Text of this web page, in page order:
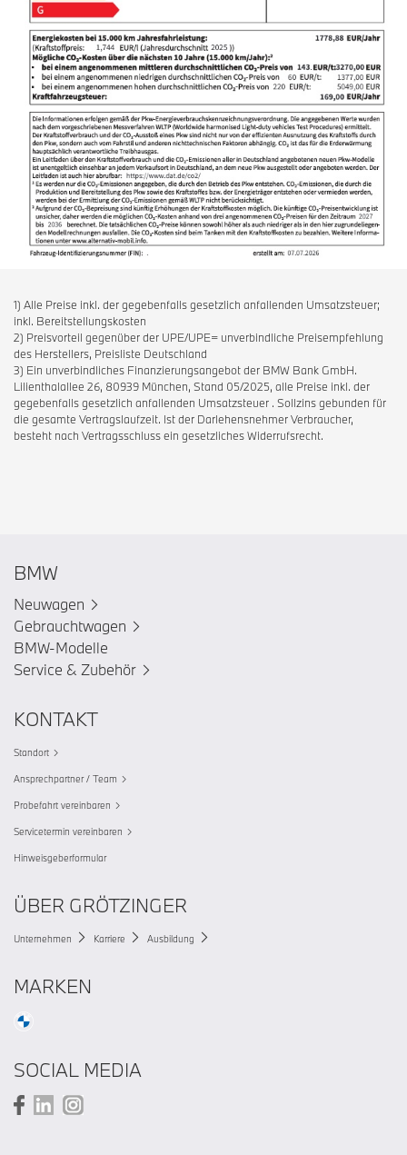
1) Alle Preise inkl. der gegebenfalls gesetzlich anfallenden Umsatzsteuer;
inkl. Bereitstellungskosten
2) Preisvorteil gegenüber der UPE/UPE= unverbindliche Preisempfehlung
des Herstellers, Preisliste Deutschland
3) Ein unverbindliches Finanzierungsangebot der BMW Bank GmbH.
Lilienthalallee 26, 80939 München, Stand 05/2025, alle Preise inkl. der
gegebenfalls gesetzlich anfallenden Umsatzsteuer . Sollzins gebunden für
die gesamte Vertragslaufzeit. Ist der Darlehensnehmer Verbraucher,
besteht nach Vertragsschluss ein gesetzliches Widerrufsrecht.
BMW
Neuwagen
Gebrauchtwagen
BMW-Modelle
Service & Zubehör
KONTAKT
Standort
Ansprechpartner / Team
Probefahrt vereinbaren
Servicetermin vereinbaren
Hinweisgeberformular
ÜBER GRÖTZINGER
Unternehmen Karriere Ausbildung
MARKEN
SOCIAL MEDIA